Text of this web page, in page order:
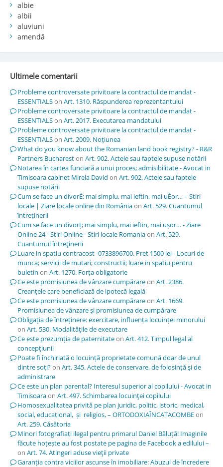
albie
albii
aluviuni
amendă
Ultimele comentarii
Probleme controversate privitoare la contractul de mandat -
ESSENTIALSon Art. 1310. Răspunderea reprezentantului
Probleme controversate privitoare la contractul de mandat -
ESSENTIALSon Art. 2017. Executarea mandatului
Probleme controversate privitoare la contractul de mandat -
ESSENTIALSon Art. 2009. Noţiunea
What do you know about the Romanian land book registry? - R&R
Partners Buchareston Art. 902. Actele sau faptele supuse notării
Notarea în cartea funciară a unui proces; admisibilitate - Avocat in
Timisoara cabinet Mirela David on Art. 902. Actele sau faptele
supuse notării
Cum se face un divorÈ; mai simplu, mai ieftin, mai uÈor… – Stiri
locale | Ziare locale online din Româniaon Art. 529. Cuantumul
întreţinerii
Cum se face un divorț; mai simplu, mai ieftin, mai ușor… - Ziare
Online 24 - Stiri Online - Stiri locale Romaniaon Art. 529.
Cuantumul întreţinerii
Luare in spatiu contracost -0733896700. Pret 1500 lei - Locuri de
munca; servicii de mutari; constructii; luare in spatiu pentru
buletin on Art. 1270. Forţa obligatorie
Ce este promisiunea de vânzare cumpărareon Art. 2386.
Creanţele care beneficiază de ipotecă legală
Ce este promisiunea de vânzare cumpărareon Art. 1669.
Promisiunea de vânzare şi promisiunea de cumpărare
Obligația de întreținere: exercitare, influența locuinței minorului
on Art. 530. Modalităţile de executare
Ce este prezumția de paternitateon Art. 412. Timpul legal al
concepţiunii
Poate fi închiriată o locuință proprietate comună doar de unul
dintre soți?on Art. 345. Actele de conservare, de folosinţă şi de
administrare
Ce este un plan parental? Interesul superior al copilului - Avocat in
Timisoaraon Art. 497. Schimbarea locuinţei copilului
Homosexualitatea privită pe plan juridic, politic, istoric, medical,
social, educațional, și religios, – ORTODOXIAÎNCATACOMBEon
Art. 259. Căsătoria
Minori fotografiați ilegal pentru primarul Daniel Băluță! Imaginile
făcute hoțește au fost postate pe pagina de Facebook a edilului –
on Art. 74. Atingeri aduse vieţii private
Garanția contra viciilor ascunse în imobiliare: Abuzul de încredere